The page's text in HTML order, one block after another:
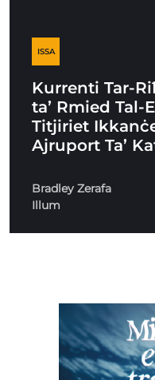
ISSA
Kurrenti Tar-
ta’ Rmied Tal-
Titjiriet
Ajruport Ta’
Bradley Zerafa
Illum